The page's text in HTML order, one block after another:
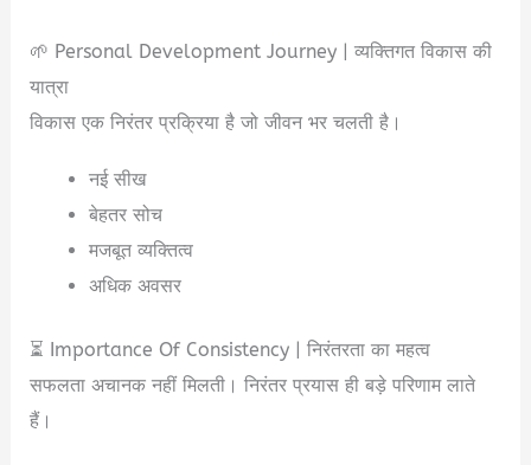
🌱 Personal Development Journey | व्यक्तिगत विकास की
यात्रा
विकास एक निरंतर प्रक्रिया है जो जीवन भर चलती है।
नई सीख
बेहतर सोच
मजबूत व्यक्तित्व
अधिक अवसर
⏳ Importance Of Consistency | निरंतरता का महत्व
सफलता अचानक नहीं मिलती। निरंतर प्रयास ही बड़े परिणाम लाते
हैं।